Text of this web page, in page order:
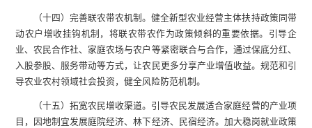
（十四）完善联农带农机制。健全新型农业经营主体扶持政策同带
动农户增收挂钩机制，将联农带农作为政策倾斜的重要依据。引导企
业、农民合作社、家庭农场与农户等紧密联合与合作，通过保底分红、
入股参股、服务带动等方式，让农民更多分享产业增值收益。规范和引
导农业农村领域社会投资，健全风险防范机制。
（十五）拓宽农民增收渠道。引导农民发展适合家庭经营的产业项
目，因地制宜发展庭院经济、林下经济、民宿经济。加大稳岗就业政策